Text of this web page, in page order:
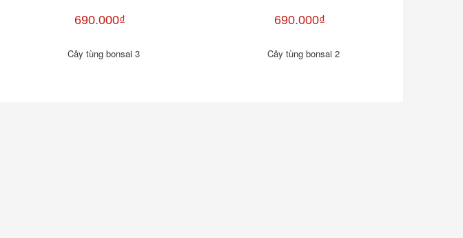
690.000₫
Cây tùng bonsai 3
690.000₫
Cây tùng bonsai 2